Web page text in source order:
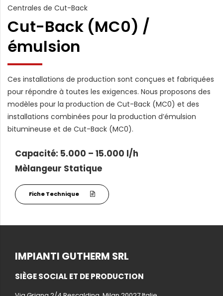
Centrales de Cut-Back
Cut-Back (MC0) /
émulsion
Ces installations de production sont conçues et fabriquées
pour répondre à toutes les exigences. Nous proposons des
modèles pour la production de Cut-Back (MC0) et des
installations combinées pour la production d’émulsion
bitumineuse et de Cut-Back (MC0).
Capacité: 5.000 – 15.000 l/h
Mèlangeur Statique
Fiche Technique
IMPIANTI GUTHERM SRL
SIÈGE SOCIAL ET DE PRODUCTION